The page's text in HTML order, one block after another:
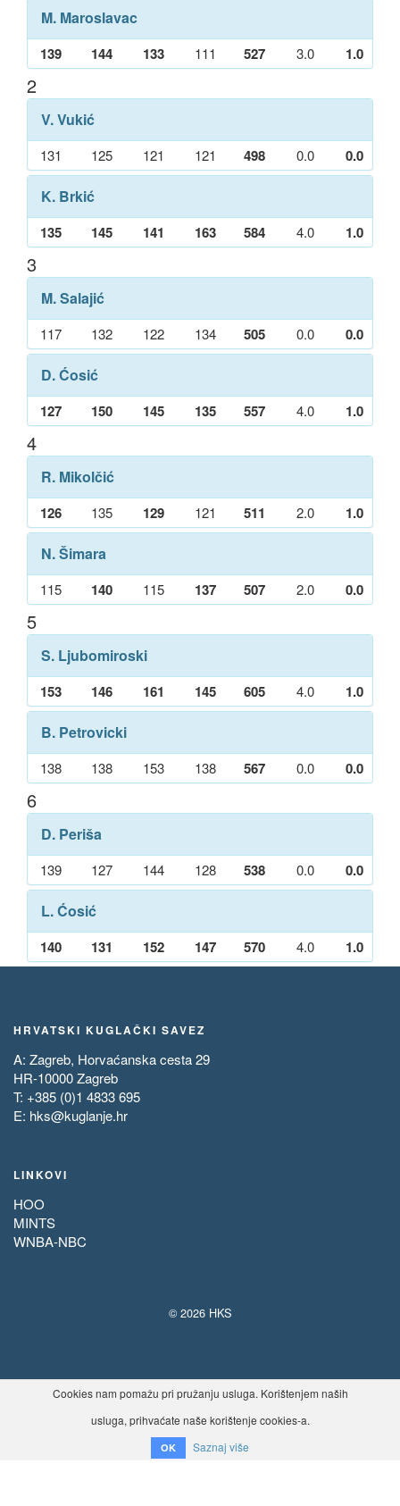
M. Maroslavac
139 144 133 111 527 3.0 1.0
2
V. Vukić
131 125 121 121 498 0.0 0.0
K. Brkić
135 145 141 163 584 4.0 1.0
3
M. Salajić
117 132 122 134 505 0.0 0.0
D. Ćosić
127 150 145 135 557 4.0 1.0
4
R. Mikolčić
126 135 129 121 511 2.0 1.0
N. Šimara
115 140 115 137 507 2.0 0.0
5
S. Ljubomiroski
153 146 161 145 605 4.0 1.0
B. Petrovicki
138 138 153 138 567 0.0 0.0
6
D. Periša
139 127 144 128 538 0.0 0.0
L. Ćosić
140 131 152 147 570 4.0 1.0
HRVATSKI KUGLAČKI SAVEZ
A: Zagreb, Horvaćanska cesta 29
HR-10000 Zagreb
T: +385 (0)1 4833 695
E: hks@kuglanje.hr
LINKOVI
HOO
MINTS
WNBA-NBC
© 2026 HKS
Cookies nam pomažu pri pružanju usluga. Korištenjem naših
usluga, prihvaćate naše korištenje cookies-a.
OK Saznaj više